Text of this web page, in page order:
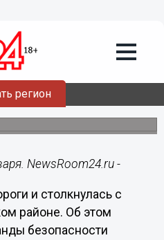
регион
с дороги и
в
NewsRoom24.ru -
и столкнулась с
районе. Об этом
безопасности